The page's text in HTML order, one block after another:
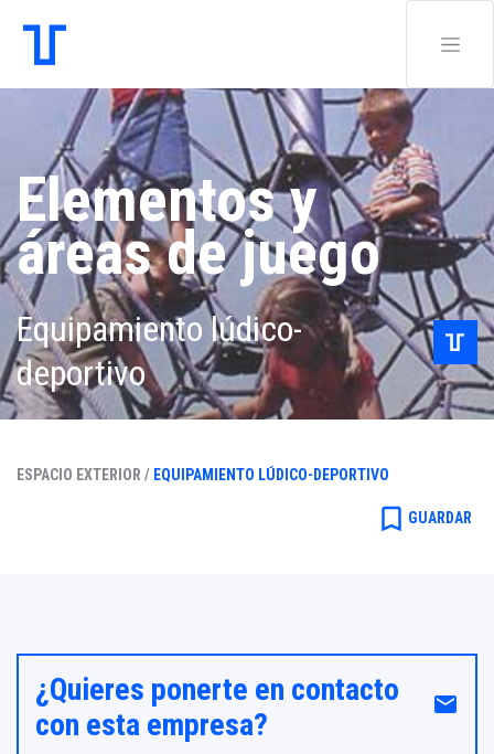
Elementos y
áreas de juego
Equipamiento lúdico-
deportivo
ESPACIO EXTERIOR / EQUIPAMIENTO LÚDICO-DEPORTIVO
bookmark_border GUARDAR
¿Quieres ponerte en contacto
con esta empresa?
email